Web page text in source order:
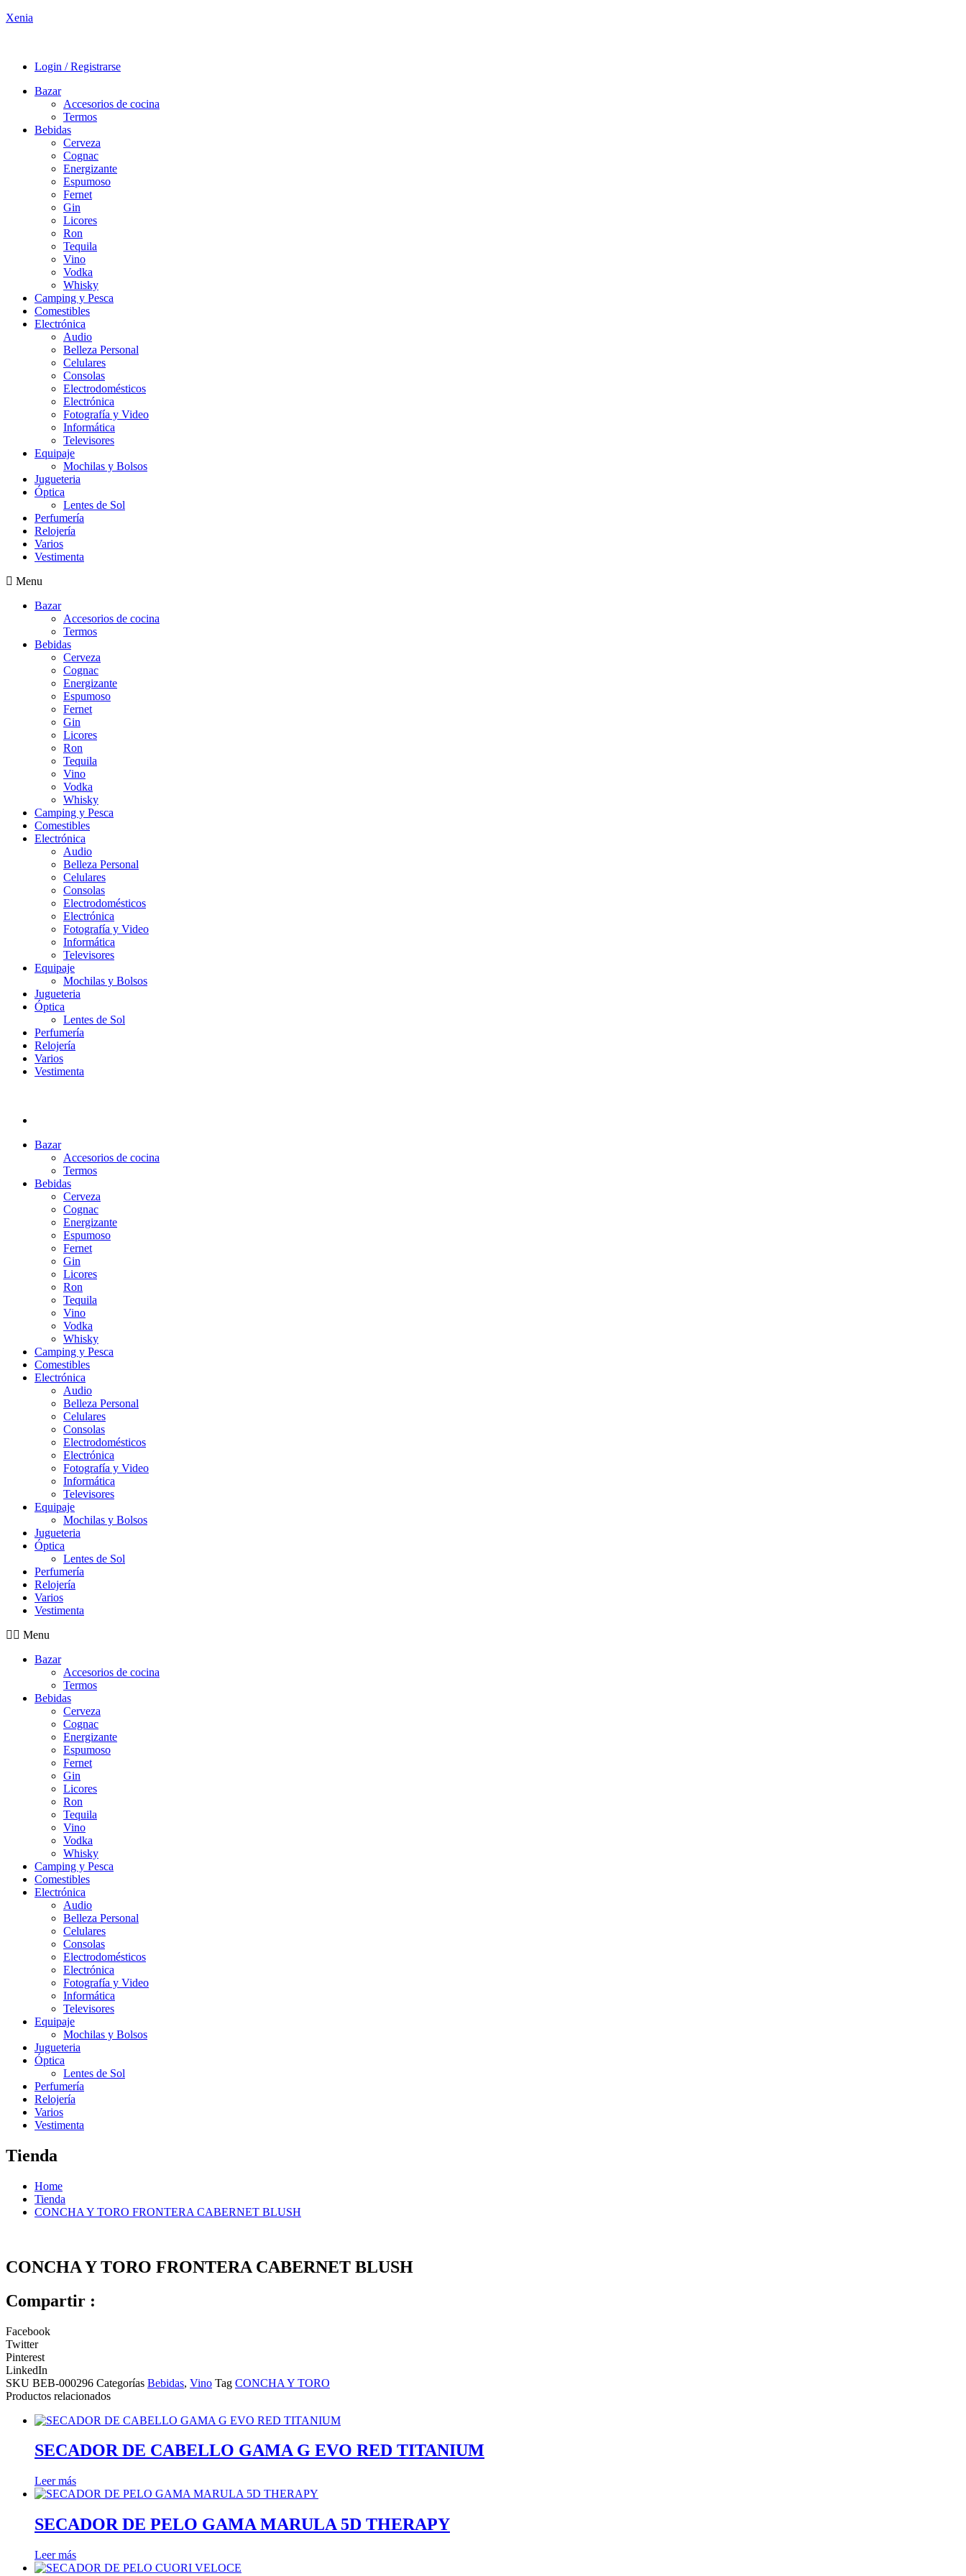
Xenia
Login / Registrarse
Bazar
Accesorios de cocina
Termos
Bebidas
Cerveza
Cognac
Energizante
Espumoso
Fernet
Gin
Licores
Ron
Tequila
Vino
Vodka
Whisky
Camping y Pesca
Comestibles
Electrónica
Audio
Belleza Personal
Celulares
Consolas
Electrodomésticos
Electrónica
Fotografía y Video
Informática
Televisores
Equipaje
Mochilas y Bolsos
Jugueteria
Óptica
Lentes de Sol
Perfumería
Relojería
Varios
Vestimenta
Menu
Bazar
Accesorios de cocina
Termos
Bebidas
Cerveza
Cognac
Energizante
Espumoso
Fernet
Gin
Licores
Ron
Tequila
Vino
Vodka
Whisky
Camping y Pesca
Comestibles
Electrónica
Audio
Belleza Personal
Celulares
Consolas
Electrodomésticos
Electrónica
Fotografía y Video
Informática
Televisores
Equipaje
Mochilas y Bolsos
Jugueteria
Óptica
Lentes de Sol
Perfumería
Relojería
Varios
Vestimenta
Bazar
Accesorios de cocina
Termos
Bebidas
Cerveza
Cognac
Energizante
Espumoso
Fernet
Gin
Licores
Ron
Tequila
Vino
Vodka
Whisky
Camping y Pesca
Comestibles
Electrónica
Audio
Belleza Personal
Celulares
Consolas
Electrodomésticos
Electrónica
Fotografía y Video
Informática
Televisores
Equipaje
Mochilas y Bolsos
Jugueteria
Óptica
Lentes de Sol
Perfumería
Relojería
Varios
Vestimenta
Menu
Bazar
Accesorios de cocina
Termos
Bebidas
Cerveza
Cognac
Energizante
Espumoso
Fernet
Gin
Licores
Ron
Tequila
Vino
Vodka
Whisky
Camping y Pesca
Comestibles
Electrónica
Audio
Belleza Personal
Celulares
Consolas
Electrodomésticos
Electrónica
Fotografía y Video
Informática
Televisores
Equipaje
Mochilas y Bolsos
Jugueteria
Óptica
Lentes de Sol
Perfumería
Relojería
Varios
Vestimenta
Tienda
Home
Tienda
CONCHA Y TORO FRONTERA CABERNET BLUSH
CONCHA Y TORO FRONTERA CABERNET BLUSH
Compartir :
Facebook
Twitter
Pinterest
LinkedIn
SKU BEB-000296 Categorías Bebidas, Vino Tag CONCHA Y TORO
Productos relacionados
SECADOR DE CABELLO GAMA G EVO RED TITANIUM
Leer más
SECADOR DE PELO GAMA MARULA 5D THERAPY
Leer más